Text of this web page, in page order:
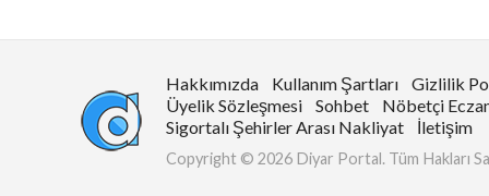
Hakkımızda Kullanım Şartları
Gizlilik
Üyelik Sözleşmesi
Sohbet Nöbetçi
Sigortalı Şehirler Arası Nakliyat
İletişim
Copyright © 2026 Diyar Portal. Tüm Hakları